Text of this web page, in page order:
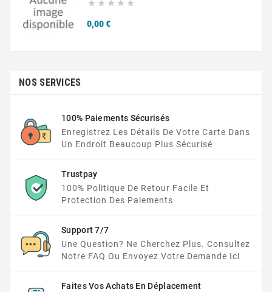
    
0,00 €Prix
NOS SERVICES
100% Paiements Sécurisés
Enregistrez Les Détails De Votre Carte Dans
Un Endroit Beaucoup Plus Sécurisé
Trustpay
100% Politique De Retour Facile Et
Protection Des Paiements
Support 7/7
Une Question? Ne Cherchez Plus. Consultez
Notre FAQ Ou Envoyez Votre Demande Ici
Faites Vos Achats En Déplacement